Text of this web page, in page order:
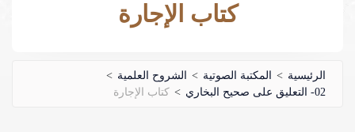
كتاب الإجارة
الرئيسية > المكتبة الصوتية > الشروح العلمية >
02- التعليق على صحيح البخاري
> كتاب الإجارة